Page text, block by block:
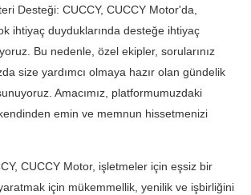
Desteği: CUCCY, CUCCY Motor'da,
ihtiyaç duyduklarında desteğe ihtiyaç
Bu nedenle, özel ekipler, sorularınız
size yardımcı olmaya hazır olan gündelik
Amacımız, platformumuzdaki
emin ve memnun hissetmenizi
CUCCY Motor, işletmeler için eşsiz bir
için mükemmellik, yenilik ve işbirliğini